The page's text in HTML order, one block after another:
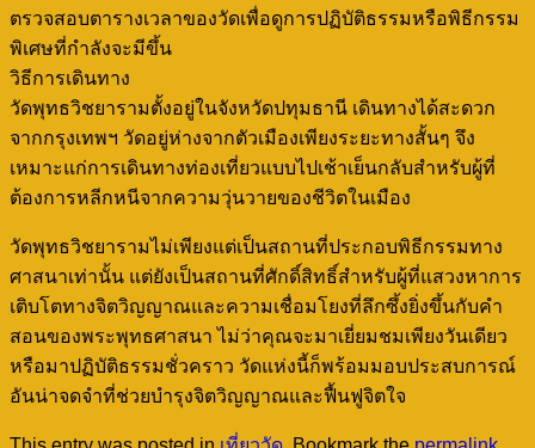
ตรวจสอบตารางเวลาของวัดเพื่อดูการปฏิบัติธรรมหรือพิธีกรรม
พิเศษที่กำลังจะมีขึ้น
วิธีการเดินทาง
วัดพุทธวิชยารามตั้งอยู่ในจังหวัดปทุมธานี เดินทางได้สะดวก
จากกรุงเทพฯ วัดอยู่ห่างจากตัวเมืองเพียงระยะทางสั้นๆ จึง
เหมาะแก่การเดินทางท่องเที่ยวแบบไปเช้าเย็นกลับสำหรับผู้ที่
ต้องการหลีกหนีจากความวุ่นวายของชีวิตในเมือง
วัดพุทธวิชยารามไม่เพียงแต่เป็นสถานที่ประกอบพิธีกรรมทาง
ศาสนาเท่านั้น แต่ยังเป็นสถานที่ศักดิ์สิทธิ์สำหรับผู้ที่แสวงหาการ
เติบโตทางจิตวิญญาณและความเชื่อมโยงที่ลึกซึ้งยิ่งขึ้นกับคำ
สอนของพระพุทธศาสนา ไม่ว่าคุณจะมาเยี่ยมชมเพียงวันเดียว
หรือมาปฏิบัติธรรมชั่วคราว วัดแห่งนี้ก็พร้อมมอบประสบการณ์
อันน่าจดจำที่ช่วยบำรุงจิตวิญญาณและฟื้นฟูจิตใจ